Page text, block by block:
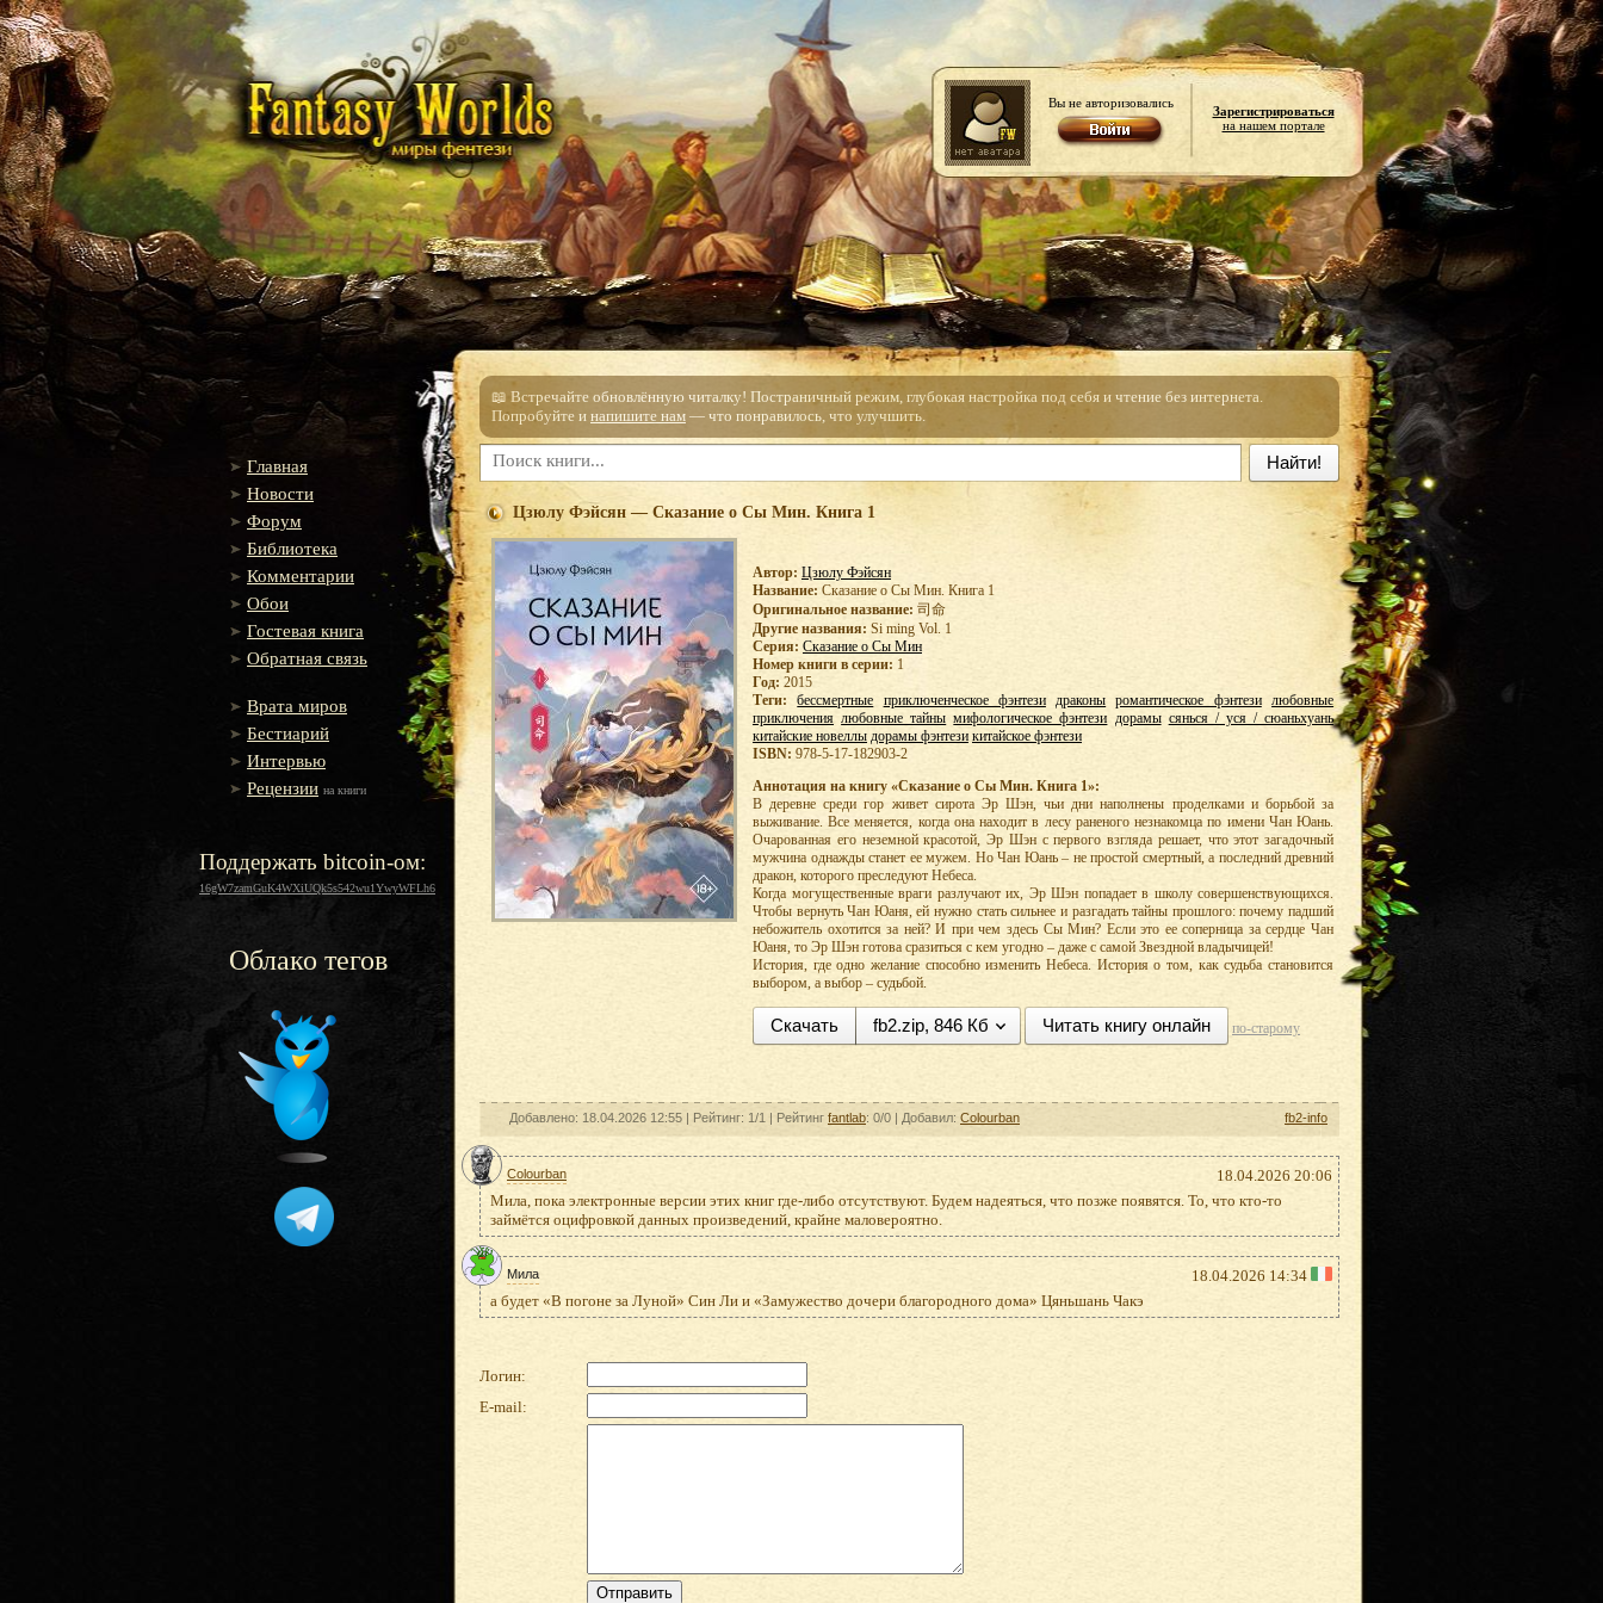
Вы не авторизовались
Зарегистрироваться
на нашем портале
Главная
Новости
Форум
Библиотека
Комментарии
Обои
Гостевая книга
Обратная связь
Врата миров
Бестиарий
Интервью
Рецензии на книги
Поддержать bitcoin-ом:
16gW7zamGuK4WXiUQk5s542wu1YwyWFLh6
Облако тегов
📖 Встречайте обновлённую читалку! Постраничный режим, глубокая настройка под себя и чтение без интернета.
Попробуйте и напишите нам — что понравилось, что улучшить.
Найти!
Цзюлу Фэйсян — Сказание о Сы Мин. Книга 1
Автор: Цзюлу Фэйсян
Название: Сказание о Сы Мин. Книга 1
Оригинальное название: 司命
Другие названия: Si ming Vol. 1
Серия: Сказание о Сы Мин
Номер книги в серии: 1
Год: 2015
Теги:
бессмертные приключенческое фэнтези драконы романтическое фэнтези любовные
приключения любовные тайны мифологическое фэнтези дорамы сянься / уся / сюаньхуань
китайские новеллы дорамы фэнтези китайское фэнтези
ISBN: 978-5-17-182903-2
Аннотация на книгу «Сказание о Сы Мин. Книга 1»:
В деревне среди гор живет сирота Эр Шэн, чьи дни наполнены проделками и борьбой за
выживание. Все меняется, когда она находит в лесу раненого незнакомца по имени Чан Юань.
Очарованная его неземной красотой, Эр Шэн с первого взгляда решает, что этот загадочный
мужчина однажды станет ее мужем. Но Чан Юань – не простой смертный, а последний древний
дракон, которого преследуют Небеса.
Когда могущественные враги разлучают их, Эр Шэн попадает в школу совершенствующихся.
Чтобы вернуть Чан Юаня, ей нужно стать сильнее и разгадать тайны прошлого: почему падший
небожитель охотится за ней? И при чем здесь Сы Мин? Если это ее соперница за сердце Чан
Юаня, то Эр Шэн готова сразиться с кем угодно – даже с самой Звездной владычицей!
История, где одно желание способно изменить Небеса. История о том, как судьба становится
выбором, а выбор – судьбой.
Скачать fb2.zip, 846 Кб Читать книгу онлайн по-старому
Добавлено: 18.04.2026 12:55 | Рейтинг: 1/1 | Рейтинг fantlab: 0/0 | Добавил: Colourban fb2-info
Colourban
18.04.2026 20:06
Мила, пока электронные версии этих книг где-либо отсутствуют. Будем надеяться, что позже появятся. То, что кто-то
займётся оцифровкой данных произведений, крайне маловероятно.
Мила
18.04.2026 14:34
а будет «В погоне за Луной» Син Ли и «Замужество дочери благородного дома» Цяньшань Чакэ
Логин:
E-mail: